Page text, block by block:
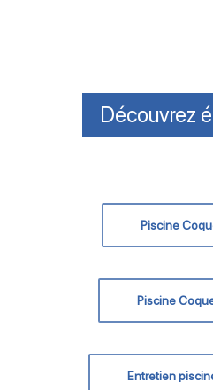
Découvrez
Piscine
Piscine
Entretien